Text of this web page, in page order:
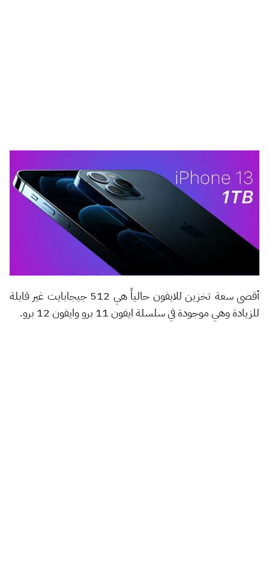
أقصى سعة تخزين للايفون حالياً هي 512 جيجابايت غير قابلة
للزيادة وهي موجودة في سلسلة ايفون 11 برو وايفون 12 برو.